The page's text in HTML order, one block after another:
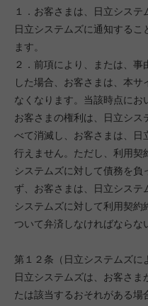
１．お客さまは、日立シス
日立システムズに通知する
ます。
２．前項により、または、
した場合、お客さまは、本サ
なくなります。当該時点にお
お客さまの権利は、日立シ
べて消滅し、お客さまは、日
行えません。ただし、利用契
システムズに対して債務を
ず、お客さまは、日立システ
システムズに対して利用契約
ついて弁済しなければならな
第１２条（日立システムズに
日立システムズは、お客さま
たは該当するおそれがある場